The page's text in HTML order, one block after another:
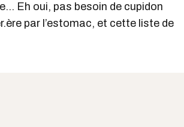
Eh oui, pas besoin de cupidon
par l’estomac, et cette liste de